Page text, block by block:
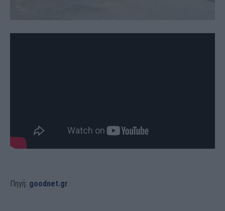
Πηγή: goodnet.gr